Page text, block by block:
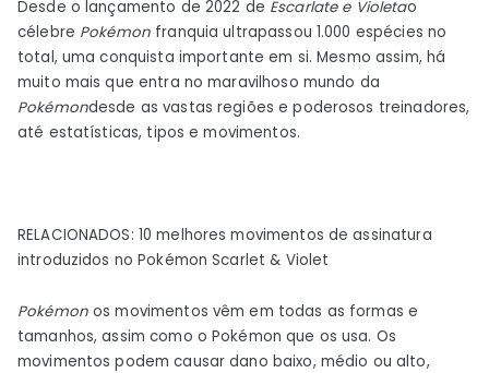
mais
icônicos
de
Pokémon
Desde o lançamento de 2022 de Escarlate e Violetao
célebre Pokémon franquia ultrapassou 1.000 espécies no
total, uma conquista importante em si. Mesmo assim, há
muito mais que entra no maravilhoso mundo da
Pokémondesde as vastas regiões e poderosos treinadores,
até estatísticas, tipos e movimentos.
RELACIONADOS: 10 melhores movimentos de assinatura
introduzidos no Pokémon Scarlet & Violet
Pokémonos movimentos vêm em todas as formas e
tamanhos, assim como o Pokémon que os usa. Os
movimentos podem causar dano baixo, médio ou alto,